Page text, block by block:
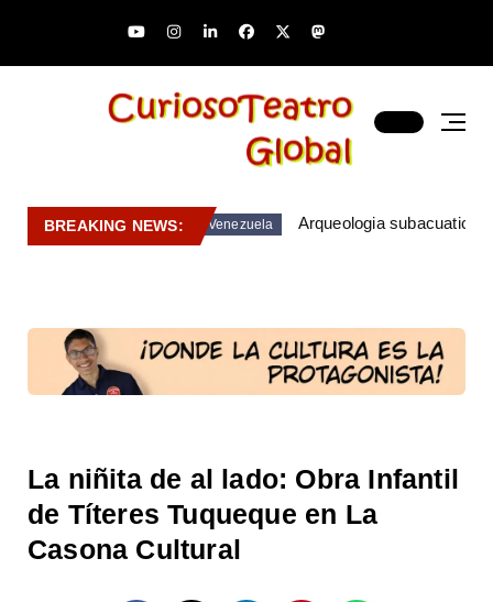
BREAKING NEWS: Venezuela Arqueologia subacuatica
La niñita de al lado: Obra Infantil
de Títeres Tuqueque en La
Casona Cultural